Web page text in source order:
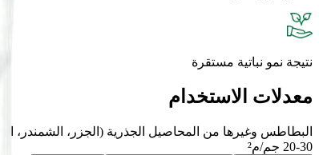
نتيجة نمو نباتية مستقرة
معدلات الاستخدام
البطاطس وغيرها من المحاصيل الجذرية (الجزر، الشمندر،
20-30 جم/م²